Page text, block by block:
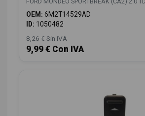
OEM: 6M2T14529AD
ID: 1050482
8,26 € Sin IVA
9,99 € Con IVA